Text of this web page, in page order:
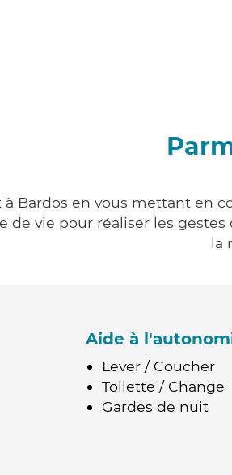
Bardos en vous mettant en
de vie pour réaliser les
la
Aide à
Lever / Coucher
Toilette / Change
Gardes de nuit